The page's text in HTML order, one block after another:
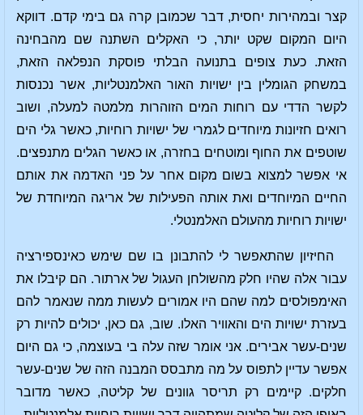
קצר ובמהירות יחסית, דבר שכמובן קרה גם בימי קדם. דווקא
היום המקום שקט יותר, כי האקלים השתנה שם מהבחינה
הזאת. כעת צופים בתנועה הבלתי פוסקת הנפלאה הזאת,
במשחק הגומלין בין ישויות האור האלמנטליות, אשר נכנסות
לקשר הדדי עם רוחות המים הזוהרות מלמטה למעלה, ושוב
רואים חזיונות מיוחדים לגמרי של ישויות רוחיות, כאשר גלי הים
שוטפים את החוף ומוטחים בחזרה, או כאשר הגלים מתנפצים.
אי אפשר למצוא בשום מקום אחר על פני האדמה את אותם
החיים המיוחדים ואת אותה הפעילות של אריגה המיוחדת של
ישויות רוחיות מהעולם האלמנטלי.
החיזיון שהתאפשר לי להתבונן בו שם שימש כאינספירציה
עבור אלה שהיו חלק מהשולחן העגול של ארתור. הם קיבלו את
האימפולסים למה שהם היו אמורים לעשות ממה שנאמר להם
בעזרת ישויות הים והאוויר האלו. שוב, גם כאן, יכולים להיות רק
שנים-עשר אבירים. אני אומר שזה עלה בי בעוצמה, כי גם היום
אפשר עדיין לתפוס על מה מתבסס המבנה הזה של שנים-עשר
חלקים. קיימים רק תריסר גוונים של קליטה, כאשר מדובר